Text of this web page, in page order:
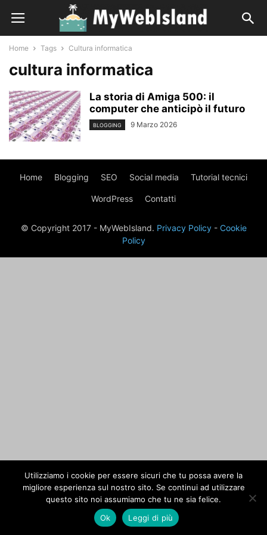
Home Tags Cultura informatica
cultura informatica
La storia di Amiga 500: il
computer che anticipò il futuro
BLOGGING 9 Marzo 2026
Home Blogging SEO Social media Tutorial tecnici
WordPress Contatti
© Copyright 2017 - MyWebIsland. Privacy Policy- Cookie
Policy
Utilizziamo i cookie per essere sicuri che tu possa avere la
migliore esperienza sul nostro sito. Se continui ad utilizzare
questo sito noi assumiamo che tu ne sia felice.
Ok
Leggi di più